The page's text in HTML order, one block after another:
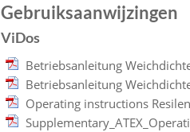
Gebruiksaanwijzingen
ViDos
Betriebsanleitung
Betriebsanleitung
Operating instructions